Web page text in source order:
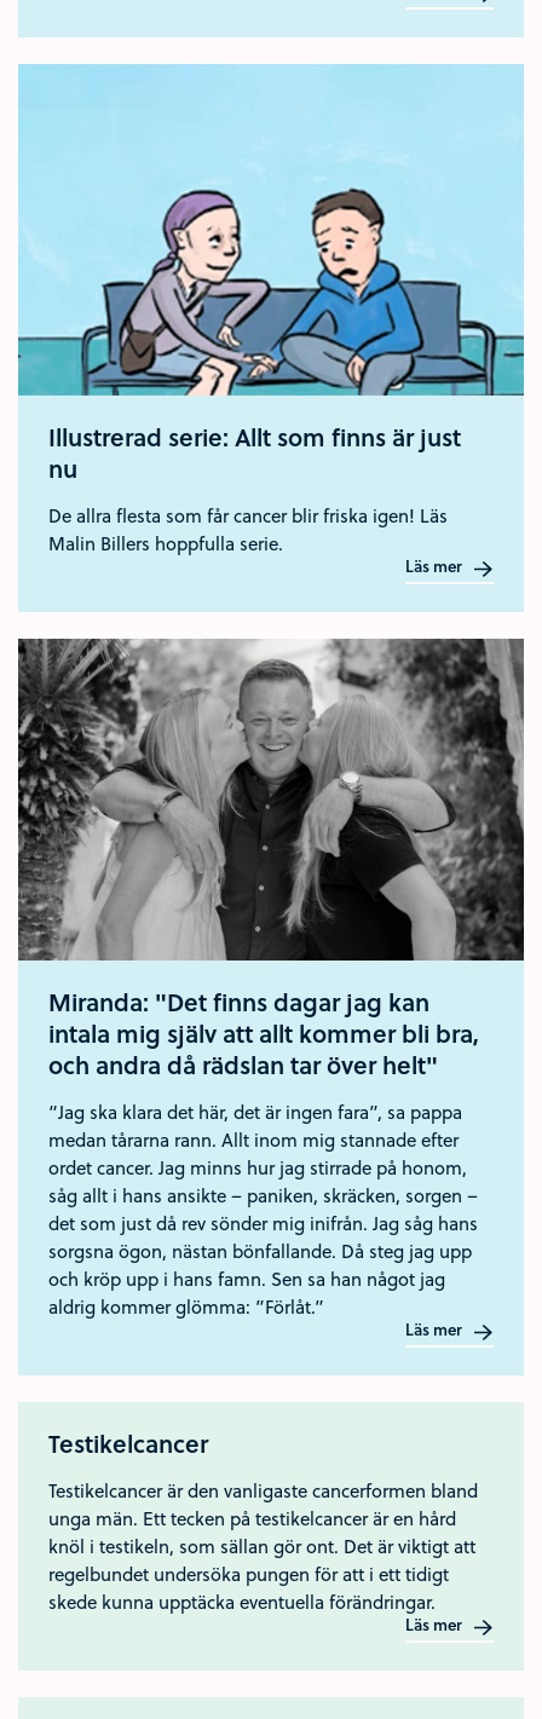
Illustrerad serie: Allt som finns är just
nu
De allra flesta som får cancer blir friska igen! Läs
Malin Billers hoppfulla serie.
Läs mer
Miranda: "Det finns dagar jag kan
intala mig själv att allt kommer bli bra,
och andra då rädslan tar över helt"
“Jag ska klara det här, det är ingen fara”, sa pappa
medan tårarna rann. Allt inom mig stannade efter
ordet cancer. Jag minns hur jag stirrade på honom,
såg allt i hans ansikte – paniken, skräcken, sorgen –
det som just då rev sönder mig inifrån. Jag såg hans
sorgsna ögon, nästan bönfallande. Då steg jag upp
och kröp upp i hans famn. Sen sa han något jag
aldrig kommer glömma: ”Förlåt.”
Läs mer
Testikelcancer
Testikelcancer är den vanligaste cancerformen bland
unga män. Ett tecken på testikelcancer är en hård
knöl i testikeln, som sällan gör ont. Det är viktigt att
regelbundet undersöka pungen för att i ett tidigt
skede kunna upptäcka eventuella förändringar.
Läs mer